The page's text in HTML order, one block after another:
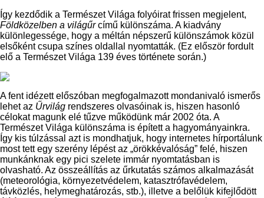
Így kezdődik a Természet Világa folyóirat frissen megjelent,
Földközelben a világűrcímű különszáma. A kiadvány
különlegessége, hogy a méltán népszerű különszámok közül
elsőként csupa színes oldallal nyomtatták. (Ez először fordult
elő a Természet Világa 139 éves története során.)
A fent idézett előszóban megfogalmazott mondanivaló ismerős
lehet az Űrvilág rendszeres olvasóinak is, hiszen hasonló
célokat magunk elé tűzve működünk már 2002 óta. A
Természet Világa különszáma is épített a hagyományainkra.
Így kis túlzással azt is mondhatjuk, hogy internetes hírportálunk
most tett egy szerény lépést az „örökkévalóság” felé, hiszen
munkánknak egy pici szelete immár nyomtatásban is
olvasható. Az összeállítás az űrkutatás számos alkalmazását
(meteorológia, környezetvédelem, katasztrófavédelem,
távközlés, helymeghatározás, stb.), illetve a belőlük kifejlődött